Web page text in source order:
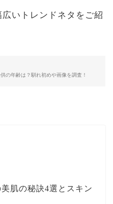
いトレンドネタをご紹
の年齢は？馴れ初めや画像を調査！
肌の秘訣4選とスキン